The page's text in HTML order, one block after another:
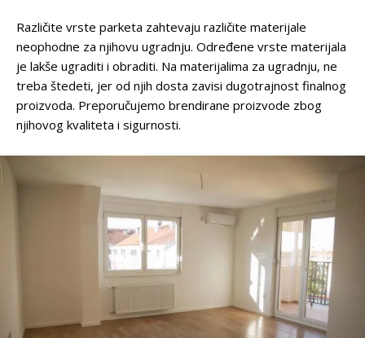
Različite vrste parketa zahtevaju različite materijale
neophodne za njihovu ugradnju. Određene vrste materijala
je lakše ugraditi i obraditi. Na materijalima za ugradnju, ne
treba štedeti, jer od njih dosta zavisi dugotrajnost finalnog
proizvoda. Preporučujemo brendirane proizvode zbog
njihovog kvaliteta i sigurnosti.